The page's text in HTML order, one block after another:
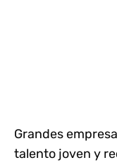
Grandes
talento joven y